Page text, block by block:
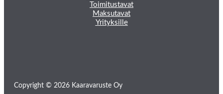
Toimitustavat
Maksutavat
Yrityksille
Copyright © 2026 Kaaravaruste Oy